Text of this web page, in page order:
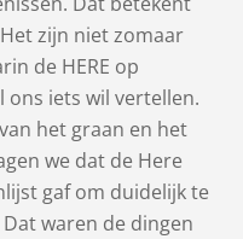
zijn niet zomaar
de HERE op
iets wil vertellen.
het graan en het
we dat de Here
gaf om duidelijk te
waren de dingen